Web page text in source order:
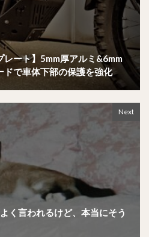
レート】5mm厚アルミ&6mm
で車体下部の保護を強化
Next
く言われるけど、本当にそう